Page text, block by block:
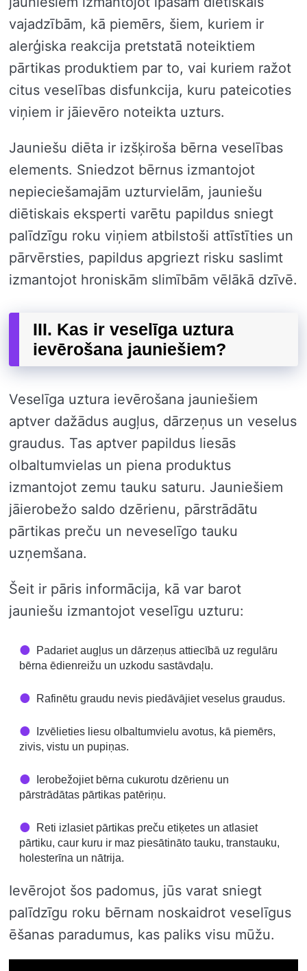
vajadzībām, kā piemērs, šiem, kuriem ir
alerģiska reakcija pretstatā noteiktiem
pārtikas produktiem par to, vai kuriem ražot
citus veselības disfunkcija, kuru pateicoties
viņiem ir jāievēro noteikta uzturs.
Jauniešu diēta ir izšķiroša bērna veselības
elements. Sniedzot bērnus izmantojot
nepieciešamajām uzturvielām, jauniešu
diētiskais eksperti varētu papildus sniegt
palīdzīgu roku viņiem atbilstoši attīstīties un
pārvērsties, papildus apgriezt risku saslimt
izmantojot hroniskām slimībām vēlākā dzīvē.
III. Kas ir veselīga uztura
ievērošana jauniešiem?
Veselīga uztura ievērošana jauniešiem
aptver dažādus augļus, dārzeņus un veselus
graudus. Tas aptver papildus liesās
olbaltumvielas un piena produktus
izmantojot zemu tauku saturu. Jauniešiem
jāierobežo saldo dzērienu, pārstrādātu
pārtikas preču un neveselīgo tauku
uzņemšana.
Šeit ir pāris informācija, kā var barot
jauniešu izmantojot veselīgu uzturu:
Padariet augļus un dārzeņus attiecībā uz regulāru
bērna ēdienreižu un uzkodu sastāvdaļu.
Rafinētu graudu nevis piedāvājiet veselus graudus.
Izvēlieties liesu olbaltumvielu avotus, kā piemērs,
zivis, vistu un pupiņas.
Ierobežojiet bērna cukurotu dzērienu un
pārstrādātas pārtikas patēriņu.
Reti izlasiet pārtikas preču etiķetes un atlasiet
pārtiku, caur kuru ir maz piesātināto tauku, transtauku,
holesterīna un nātrija.
Ievērojot šos padomus, jūs varat sniegt
palīdzīgu roku bērnam noskaidrot veselīgus
ēšanas paradumus, kas paliks visu mūžu.